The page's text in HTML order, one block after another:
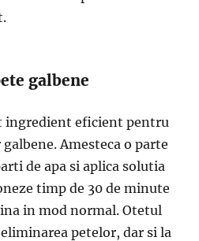
galbene
ingredient eficient pentru
Amesteca o parte
de apa si aplica solutia
timp de 30 de minute
in mod normal. Otetul
petelor, dar si la